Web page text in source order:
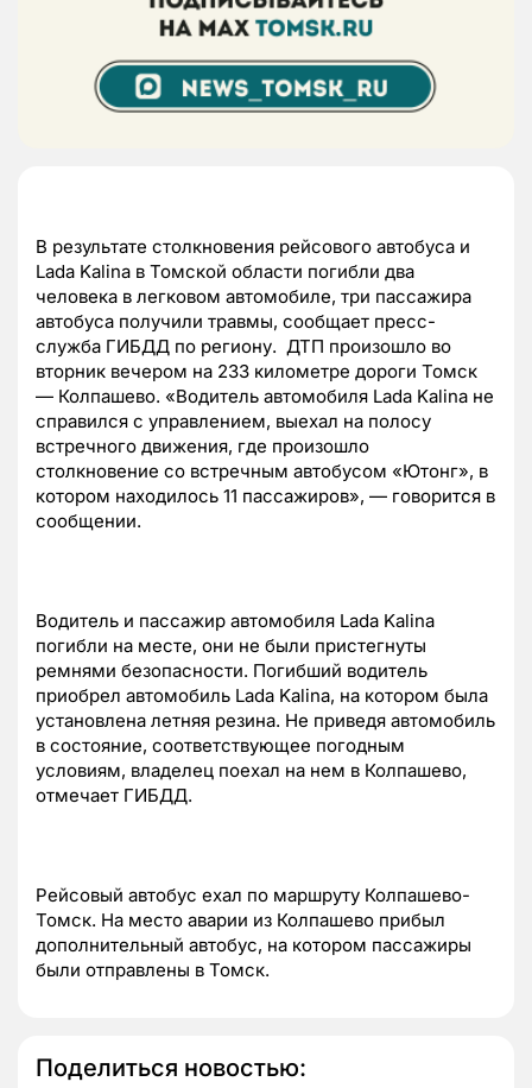
В результате столкновения рейсового автобуса и
Lada Kalina в Томской области погибли два
человека в легковом автомобиле, три пассажира
автобуса получили травмы, сообщает пресс-
служба ГИБДД по региону. ДТП произошло во
вторник вечером на 233 километре дороги Томск
— Колпашево. «Водитель автомобиля Lada Kalina не
справился с управлением, выехал на полосу
встречного движения, где произошло
столкновение со встречным автобусом «Ютонг», в
котором находилось 11 пассажиров», — говорится в
сообщении.
Водитель и пассажир автомобиля Lada Kalina
погибли на месте, они не были пристегнуты
ремнями безопасности. Погибший водитель
приобрел автомобиль Lada Kalina, на котором была
установлена летняя резина. Не приведя автомобиль
в состояние, соответствующее погодным
условиям, владелец поехал на нем в Колпашево,
отмечает ГИБДД.
Рейсовый автобус ехал по маршруту Колпашево-
Томск. На место аварии из Колпашево прибыл
дополнительный автобус, на котором пассажиры
были отправлены в Томск.
Поделиться новостью: